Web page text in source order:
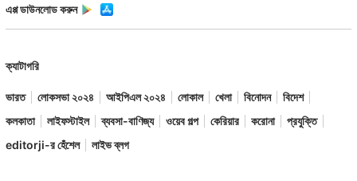
এপ্প ডাউনলোড করুন
ক্যাটাগরি
ভারত লোকসভা ২০২৪ আইপিএল ২০২৪ লোকাল খেলা বিনোদন
বিদেশ
কলকাতা
লাইফস্টাইল ব্যবসা-বাণিজ্য ওয়েব গল্প কেরিয়ার করোনা
প্রযুক্তি
editorji-র হেঁশেল
লাইভ ব্লগ